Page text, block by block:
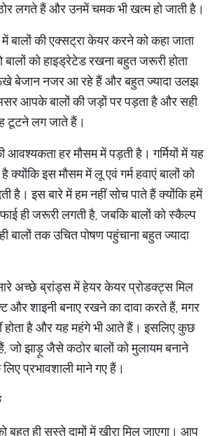
लगते हैं और उनमें चमक भी खत्म हो जाती है।
में बालों की एक्‍सट्रा केयर करने को कहा जाता
को हाइड्रेटेड रखना बहुत जरूरी होता
बेजान नजर आ रहे हैं और बहुत ज्यादा उलझ
आपके बालों की जड़ों पर पड़ता है और सही
टूटने लग जाते हैं।
आवश्यकता हर मौसम में पड़ती है। गर्मियों में यह
क्योंकि इस मौसम में लू एवं गर्म हवाएं बालों को
है। इस बारे में हम नहीं सोच पाते हैं क्योंकि हमें
ही जरूरी लगती है, जबकि बालों को स्कैल्प
तक उचित पोषण पहुंचाना बहुत ज्यादा
अच्छे ब्रांड्स में हेयर केयर प्रोडक्ट्स मिल
और शाइनी बनाए रखने का दावा करते हैं, मगर
होता है और यह महंगे भी आते हैं। इसलिए कुछ
जो झाड़ू जैसे कठोर बालों को मुलायम बनाने
प्रभावशाली माने गए हैं।
बहुत ही सस्ते दामों में खीरा मिल जाएगा। आप